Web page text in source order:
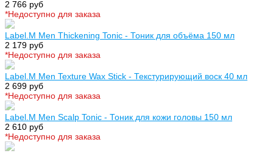
2 766 руб
*Недоступно для заказа
Label.M Men Thickening Tonic - Тоник для объёма 150 мл
2 179 руб
*Недоступно для заказа
Label.M Men Texture Wax Stick - Текстурирующий воск 40 мл
2 699 руб
*Недоступно для заказа
Label.M Men Scalp Tonic - Тоник для кожи головы 150 мл
2 610 руб
*Недоступно для заказа